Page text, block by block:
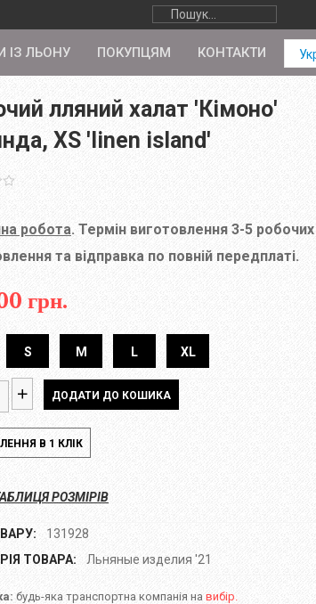
ІЗ ЛЬОНУ ПОКУПЦЯМ КОНТАКТИ
лляний халат 'Кімоно'
XS 'linen island'
робота. Термін виготовлення 3-5 робочих
та відправка по повній передплаті.
грн.
S M L XL
РОЗМІРІВ
131928
ТОВАРА:
Льняные изделия '21
будь-яка транспортна компанія на вибір.